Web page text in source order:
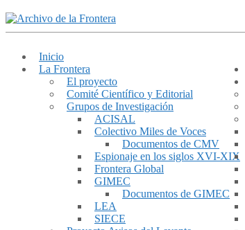
Inicio
La Frontera
El proyecto
Comité Científico y Editorial
Grupos de Investigación
ACISAL
Colectivo Miles de Voces
Documentos de CMV
Espionaje en los siglos XVI-XIX
Frontera Global
GIMEC
Documentos de GIMEC
LEA
SIECE